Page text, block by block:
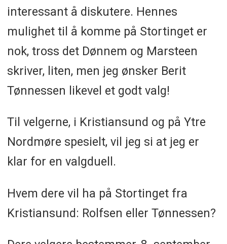
interessant å diskutere. Hennes
mulighet til å komme på Stortinget er
nok, tross det Dønnem og Marsteen
skriver, liten, men jeg ønsker Berit
Tønnessen likevel et godt valg!
Til velgerne, i Kristiansund og på Ytre
Nordmøre spesielt, vil jeg si at jeg er
klar for en valgduell.
Hvem dere vil ha på Stortinget fra
Kristiansund: Rolfsen eller Tønnessen?